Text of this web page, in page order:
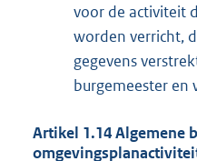
voor de activiteit
worden verricht,
gegevens
burgemeester en
Artikel 1.14Algemene